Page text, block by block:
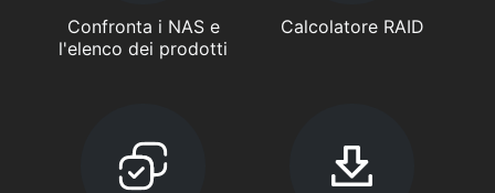
Confronta i NAS e
l'elenco dei prodotti
Calcolatore RAID